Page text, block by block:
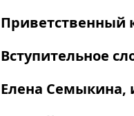
Приветственный
Вступительное
Елена Семыкина,